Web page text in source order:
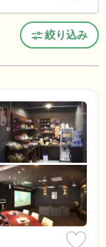
絞り込み